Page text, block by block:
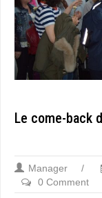
Le come-back
Manager /
0 Comment